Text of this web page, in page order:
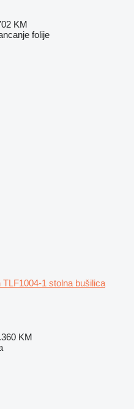
KM
folije
TLF1004-1 stolna bušilica
KM